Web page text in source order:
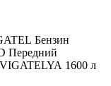
Бензин
Передний
1600 л